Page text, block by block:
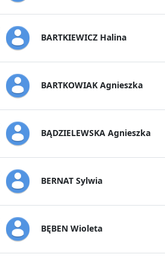
BARTKIEWICZ Halina
BARTKOWIAK Agnieszka
BĄDZIELEWSKA Agnieszka
BERNAT Sylwia
BĘBEN Wioleta